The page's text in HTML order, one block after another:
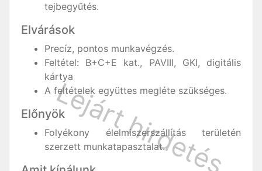
tejbegyűtés.
Elvárások
Precíz, pontos munkavégzés.
Feltétel: B+C+E kat., PAVIII, GKI, digitális
kártya
A feltételek együttes megléte szükséges.
Előnyök
Folyékony élelmiszerszállítás területén
szerzett munkatapasztalat.